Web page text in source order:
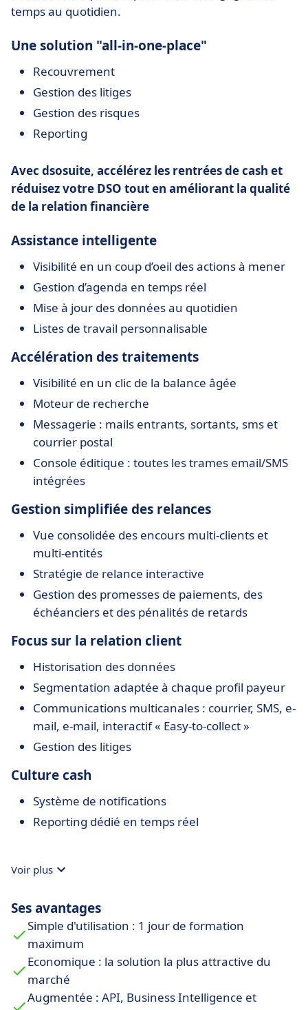
temps au quotidien.
Une solution "all-in-one-place"
Recouvrement
Gestion des litiges
Gestion des risques
Reporting
Avec dsosuite, accélérez les rentrées de cash et
réduisez votre DSO tout en améliorant la qualité
de la relation financière
Assistance intelligente
Visibilité en un coup d’oeil des actions à mener
Gestion d’agenda en temps réel
Mise à jour des données au quotidien
Listes de travail personnalisable
Accélération des traitements
Visibilité en un clic de la balance âgée
Moteur de recherche
Messagerie : mails entrants, sortants, sms et
courrier postal
Console éditique : toutes les trames email/SMS
intégrées
Gestion simplifiée des relances
Vue consolidée des encours multi-clients et
multi-entités
Stratégie de relance interactive
Gestion des promesses de paiements, des
échéanciers et des pénalités de retards
Focus sur la relation client
Historisation des données
Segmentation adaptée à chaque profil payeur
Communications multicanales : courrier, SMS, e-
mail, e-mail, interactif « Easy-to-collect »
Gestion des litiges
Culture cash
Système de notifications
Reporting dédié en temps réel
Voir plus
Ses avantages
Simple d'utilisation : 1 jour de formation
maximum
Economique : la solution la plus attractive du
marché
Augmentée : API, Business Intelligence et